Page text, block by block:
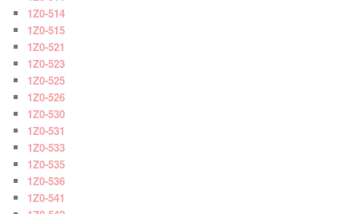
1Z0-514
1Z0-515
1Z0-521
1Z0-523
1Z0-525
1Z0-526
1Z0-530
1Z0-531
1Z0-533
1Z0-535
1Z0-536
1Z0-541